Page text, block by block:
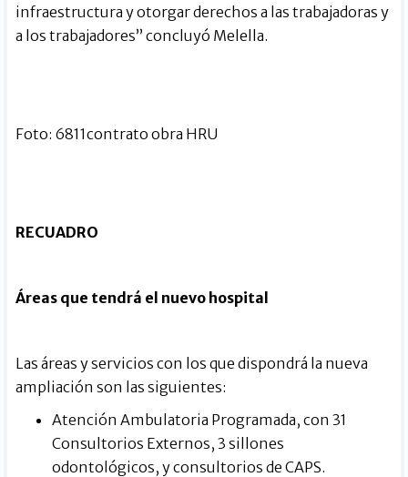
infraestructura y otorgar derechos a las trabajadoras y
a los trabajadores” concluyó Melella.
Foto: 6811contrato obra HRU
RECUADRO
Áreas que tendrá el nuevo hospital
Las áreas y servicios con los que dispondrá la nueva
ampliación son las siguientes:
Atención Ambulatoria Programada, con 31
Consultorios Externos, 3 sillones
odontológicos, y consultorios de CAPS.